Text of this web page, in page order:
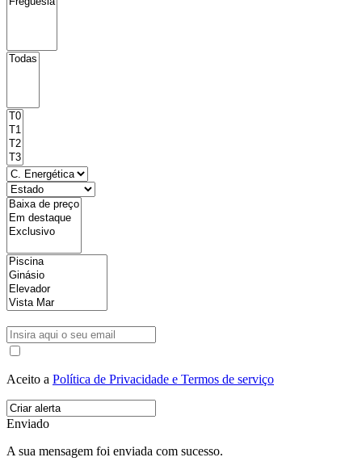
Aceito a Política de Privacidade e Termos de serviço
Enviado
A sua mensagem foi enviada com sucesso.